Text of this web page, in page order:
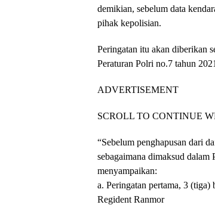
demikian, sebelum data
pihak kepolisian.
Peringatan itu akan diberikan
Peraturan Polri no.7 tahun
ADVERTISEMENT
SCROLL TO CONTINUE
“Sebelum penghapusan dari
sebagaimana dimaksud
menyampaikan:
a. Peringatan pertama, 3 (tiga)
Regident Ranmor